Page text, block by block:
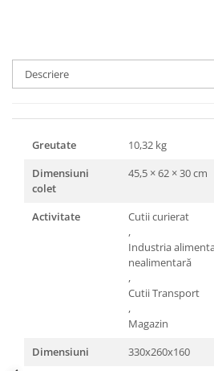
Descriere
Greutate
10,32 kg
Dimensiuni
colet
45,5 × 62 × 30 cm
Activitate
Cutii curierat
,
Industria
nealimentară
,
Cutii Transport
,
Magazin
Dimensiuni
330x260x160